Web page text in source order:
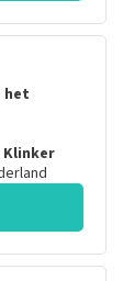
het
Klinker